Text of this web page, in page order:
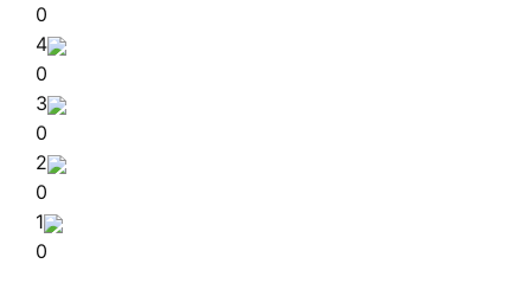
0
4
0
3
0
2
0
1
0